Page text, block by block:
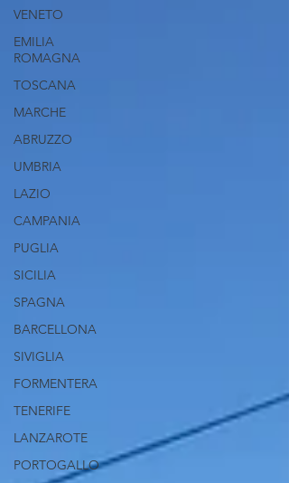
VENETO
EMILIA
ROMAGNA
TOSCANA
MARCHE
ABRUZZO
UMBRIA
LAZIO
CAMPANIA
PUGLIA
SICILIA
SPAGNA
BARCELLONA
SIVIGLIA
FORMENTERA
TENERIFE
LANZAROTE
PORTOGALLO